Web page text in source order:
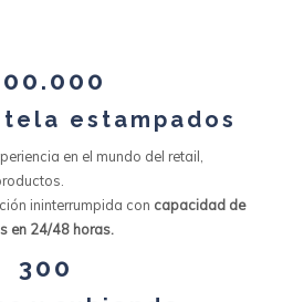
estampados
en el mundo del retail,
ininterrumpida con capacidad de
en 24/48 horas.
300